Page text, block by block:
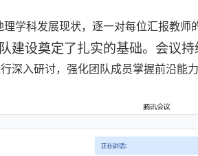
学科发展现状， 逐一对每位汇报教师
建设奠定了扎实的基础。会议持
深入研讨， 强化团队成员掌握前沿能力